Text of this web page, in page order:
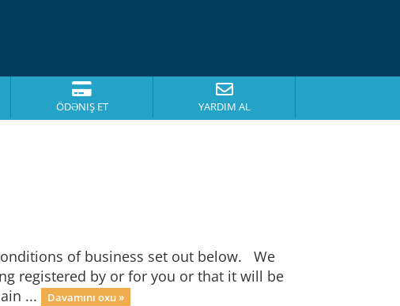
ÖDƏNIŞ ET YARDIM AL
of business set out below. We
registered by or for you or that it will be
...
Davamını oxu »